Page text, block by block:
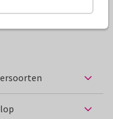
Dieren Humor